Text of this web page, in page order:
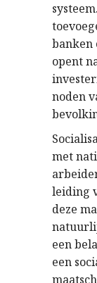
banken
opent
noden
met
leiding
deze
een
een